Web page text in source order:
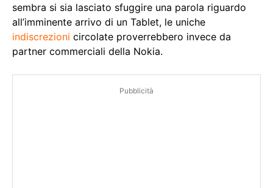
sembra si sia lasciato sfuggire una parola riguardo
all’imminente arrivo di un Tablet, le uniche
indiscrezioni circolate proverrebbero invece da
partner commerciali della Nokia.
Pubblicità